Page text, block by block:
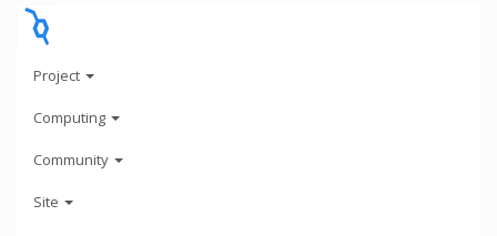
Project
Computing
Community
Site